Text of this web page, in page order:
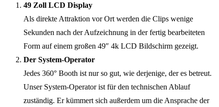
49 Zoll LCD Display
Als direkte Attraktion vor Ort werden die Clips wenige
Sekunden nach der Aufzeichnung in der fertig bearbeiteten
Form auf einem großen 49″ 4k LCD Bildschirm gezeigt.
Der System-Operator
Jedes 360° Booth ist nur so gut, wie derjenige, der es betreut.
Unser System-Operator ist für den technischen Ablauf
zuständig. Er kümmert sich außerdem um die Ansprache der